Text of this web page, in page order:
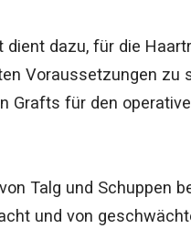
dient dazu, für die
Voraussetzungen zu
Grafts für den
Talg und Schuppen
und von